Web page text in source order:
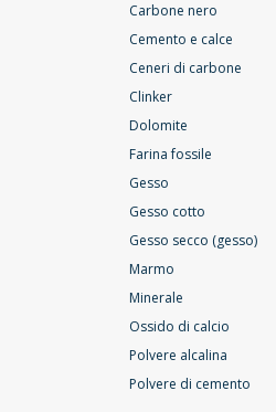
Carbone nero
Cemento e calce
Ceneri di carbone
Clinker
Dolomite
Farina fossile
Gesso
Gesso cotto
Gesso secco (gesso)
Marmo
Minerale
Ossido di calcio
Polvere alcalina
Polvere di cemento